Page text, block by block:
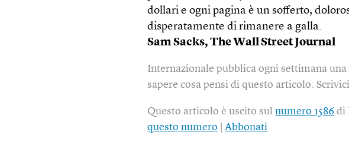
dollari e ogni pagina è un sofferto,
disperatamente di rimanere a galla.
Sam Sacks, The Wall Street Journal
Internazionale pubblica ogni settimana
sapere cosa pensi di questo articolo.
Questo articolo è uscito sulnumero 1586 di
questo numero |Abbonati